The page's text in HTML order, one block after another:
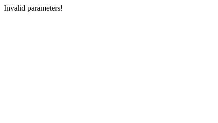
Invalid parameters!